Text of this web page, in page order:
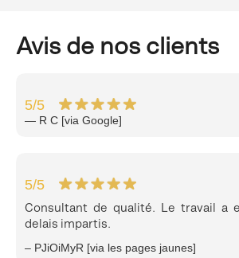
Avis de nos clients
5/5
— R C [via Google]
5/5
Consultant de qualité. Le travail a
delais impartis.
– PJiOiMyR [via les pages jaunes]